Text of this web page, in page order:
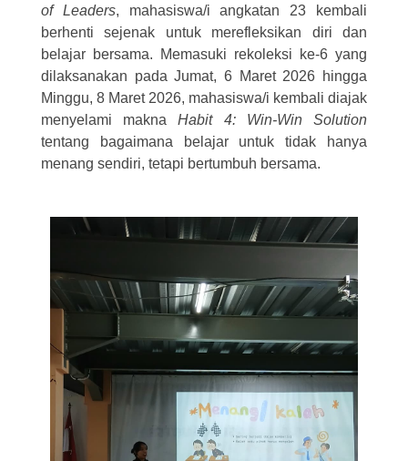
of Leaders, mahasiswa/i angkatan 23 kembali
berhenti sejenak untuk merefleksikan diri dan
belajar bersama. Memasuki rekoleksi ke-6 yang
dilaksanakan pada Jumat, 6 Maret 2026 hingga
Minggu, 8 Maret 2026, mahasiswa/i kembali diajak
menyelami maknaHabit 4: Win-Win Solution
tentang bagaimana belajar untuk tidak hanya
menang sendiri, tetapi bertumbuh bersama.